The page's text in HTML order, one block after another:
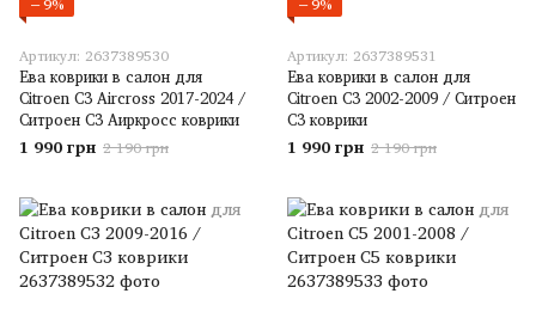
Артикул: 2637389530
Ева коврики в салон для
Citroen C3 Aircross 2017-2024 /
Ситроен С3 Аиркросс коврики
1 990 грн 2 190 грн
Артикул: 2637389531
Ева коврики в салон для
Citroen C3 2002-2009 / Ситроен
С3 коврики
1 990 грн 2 190 грн